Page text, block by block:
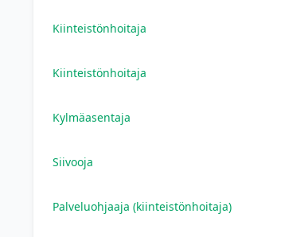
Kiinteistönhoitaja
Kiinteistönhoitaja
Kylmäasentaja
Siivooja
Palveluohjaaja (kiinteistönhoitaja)